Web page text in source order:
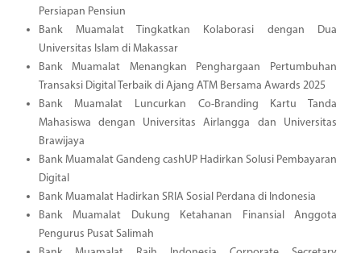
Persiapan Pensiun
Bank Muamalat Tingkatkan Kolaborasi dengan Dua
Universitas Islam di Makassar
Bank Muamalat Menangkan Penghargaan Pertumbuhan
Transaksi Digital Terbaik di Ajang ATM Bersama Awards 2025
Bank Muamalat Luncurkan Co-Branding Kartu Tanda
Mahasiswa dengan Universitas Airlangga dan Universitas
Brawijaya
Bank Muamalat Gandeng cashUP Hadirkan Solusi Pembayaran
Digital
Bank Muamalat Hadirkan SRIA Sosial Perdana di Indonesia
Bank Muamalat Dukung Ketahanan Finansial Anggota
Pengurus Pusat Salimah